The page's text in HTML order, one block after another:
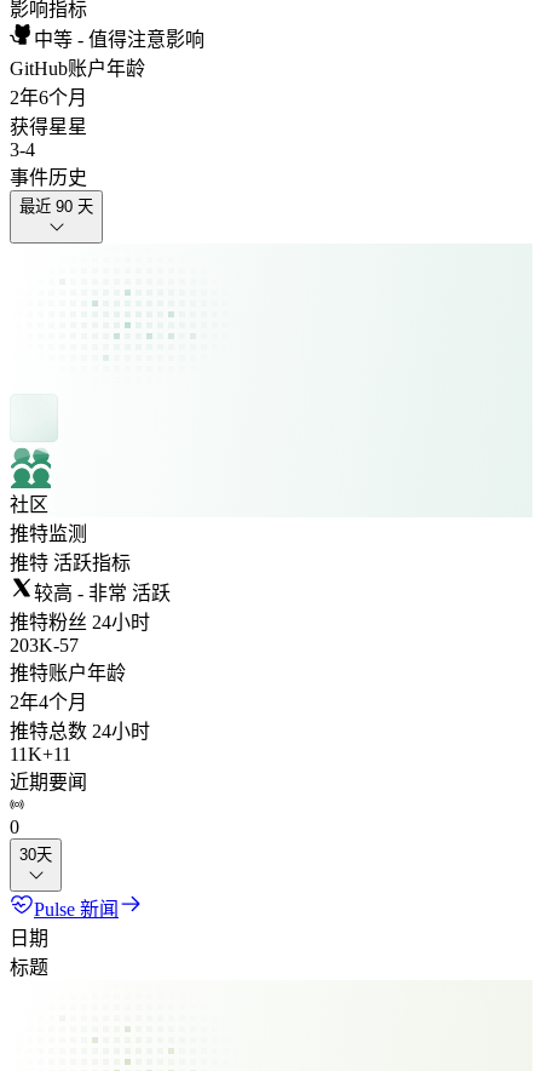
影响指标
中等 - 值得注意影响
GitHub账户年龄
2年6个月
获得星星
3-4
事件历史
最近 90 天
社区
推特监测
推特 活跃指标
较高 - 非常 活跃
推特粉丝 24小时
203K-57
推特账户年龄
2年4个月
推特总数 24小时
11K+11
近期要闻
0
30天
Pulse 新闻
日期
标题